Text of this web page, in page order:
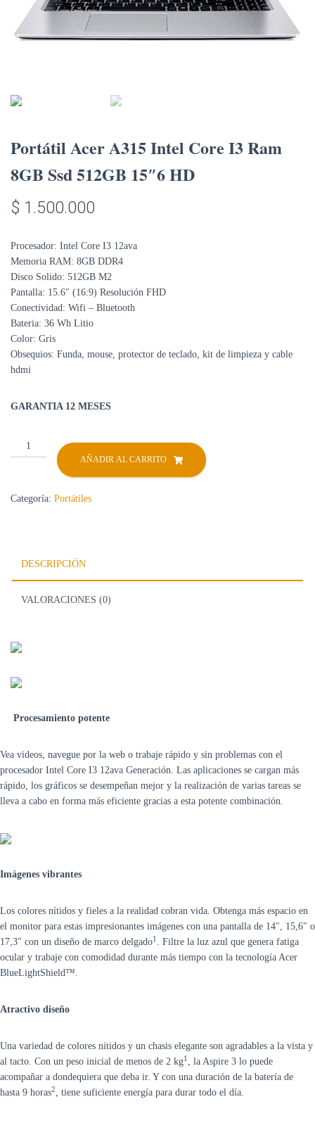
Portátil Acer A315 Intel Core I3 Ram
8GB Ssd 512GB 15″6 HD
$ 1.500.000
Procesador: Intel Core I3 12ava
Memoria RAM: 8GB DDR4
Disco Solido: 512GB M2
Pantalla: 15.6″ (16:9) Resolución FHD
Conectividad: Wifi – Bluetooth
Bateria: 36 Wh Litio
Color: Gris
Obsequios: Funda, mouse, protector de teclado, kit de limpieza y cable
hdmi
GARANTIA 12 MESES
Portátil
Acer
Core
Ssd
512GB
15″6
AÑADIR AL CARRITO
Categoría: Portátiles
DESCRIPCIÓN
VALORACIONES (0)
Procesamiento potente
Vea videos, navegue por la web o trabaje rápido y sin problemas con el
procesador Intel Core I3 12ava Generación. Las aplicaciones se cargan más
rápido, los gráficos se desempeñan mejor y la realización de varias tareas se
lleva a cabo en forma más eficiente gracias a esta potente combinación.
Imágenes vibrantes
Los colores nítidos y fieles a la realidad cobran vida. Obtenga más espacio en
el monitor para estas impresionantes imágenes con una pantalla de 14″, 15,6″ o
17,3″ con un diseño de marco delgado1 . Filtre la luz azul que genera fatiga
ocular y trabaje con comodidad durante más tiempo con la tecnología Acer
BlueLightShield™.
Atractivo diseño
Una variedad de colores nítidos y un chasis elegante son agradables a la vista y
al tacto. Con un peso inicial de menos de 2 kg1 , la Aspire 3 lo puede
acompañar a dondequiera que deba ir. Y con una duración de la batería de
hasta 9 horas2, tiene suficiente energía para durar todo el día.